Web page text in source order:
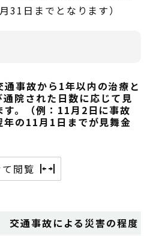
31日までとなります）
事故から1年以内の治療と
院された日数に応じて見
。（例：11月2日に事故
年の11月1日までが見舞金
閲覧
交通事故による災害の程度